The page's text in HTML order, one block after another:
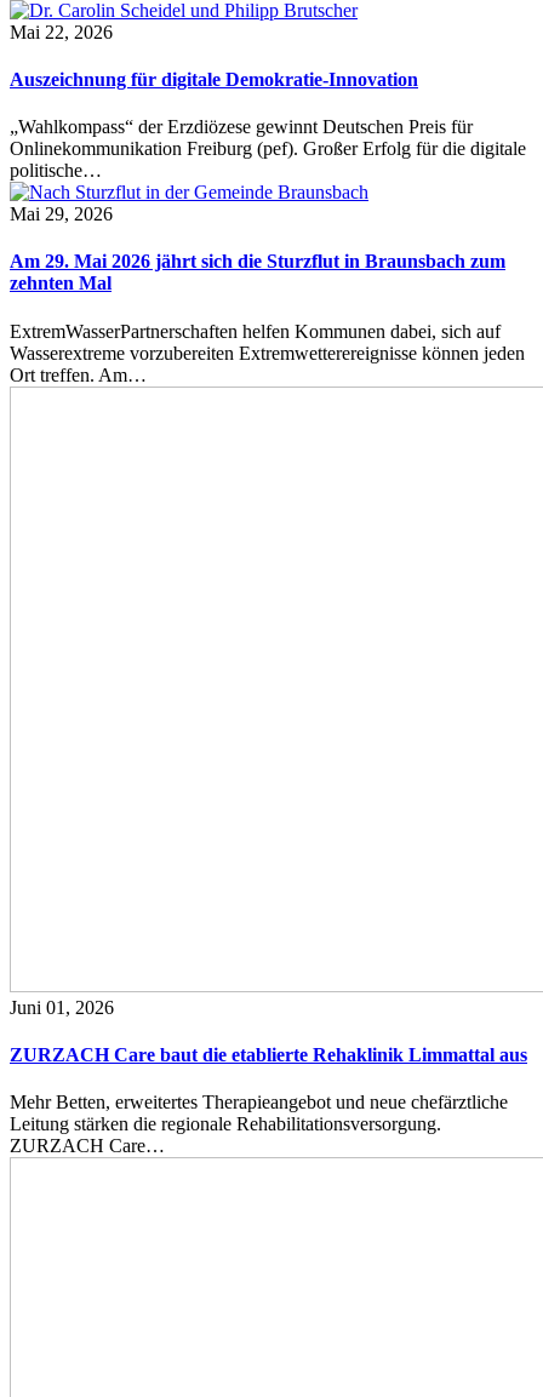
Mai 22, 2026
Auszeichnung für digitale Demokratie-Innovation
„Wahlkompass“ der Erzdiözese gewinnt Deutschen Preis für
Onlinekommunikation Freiburg (pef). Großer Erfolg für die digitale
politische…
Mai 29, 2026
Am 29. Mai 2026 jährt sich die Sturzflut in Braunsbach zum
zehnten Mal
ExtremWasserPartnerschaften helfen Kommunen dabei, sich auf
Wasserextreme vorzubereiten Extremwetterereignisse können jeden
Ort treffen. Am…
Juni 01, 2026
ZURZACH Care baut die etablierte Rehaklinik Limmattal aus
Mehr Betten, erweitertes Therapieangebot und neue chefärztliche
Leitung stärken die regionale Rehabilitationsversorgung.
ZURZACH Care…